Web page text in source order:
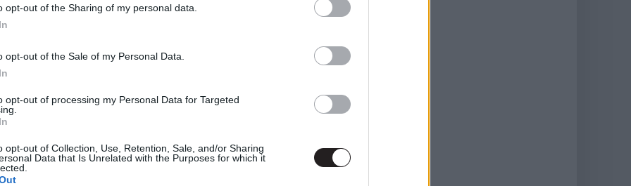
opt-out of the Sharing of my personal data.
opt-out of the Sale of my Personal Data.
opt-out of processing my Personal Data for Targeted
opt-out of Collection, Use, Retention, Sale, and/or Sharing
Data that Is Unrelated with the Purposes for which it
Marvel sorozatának új